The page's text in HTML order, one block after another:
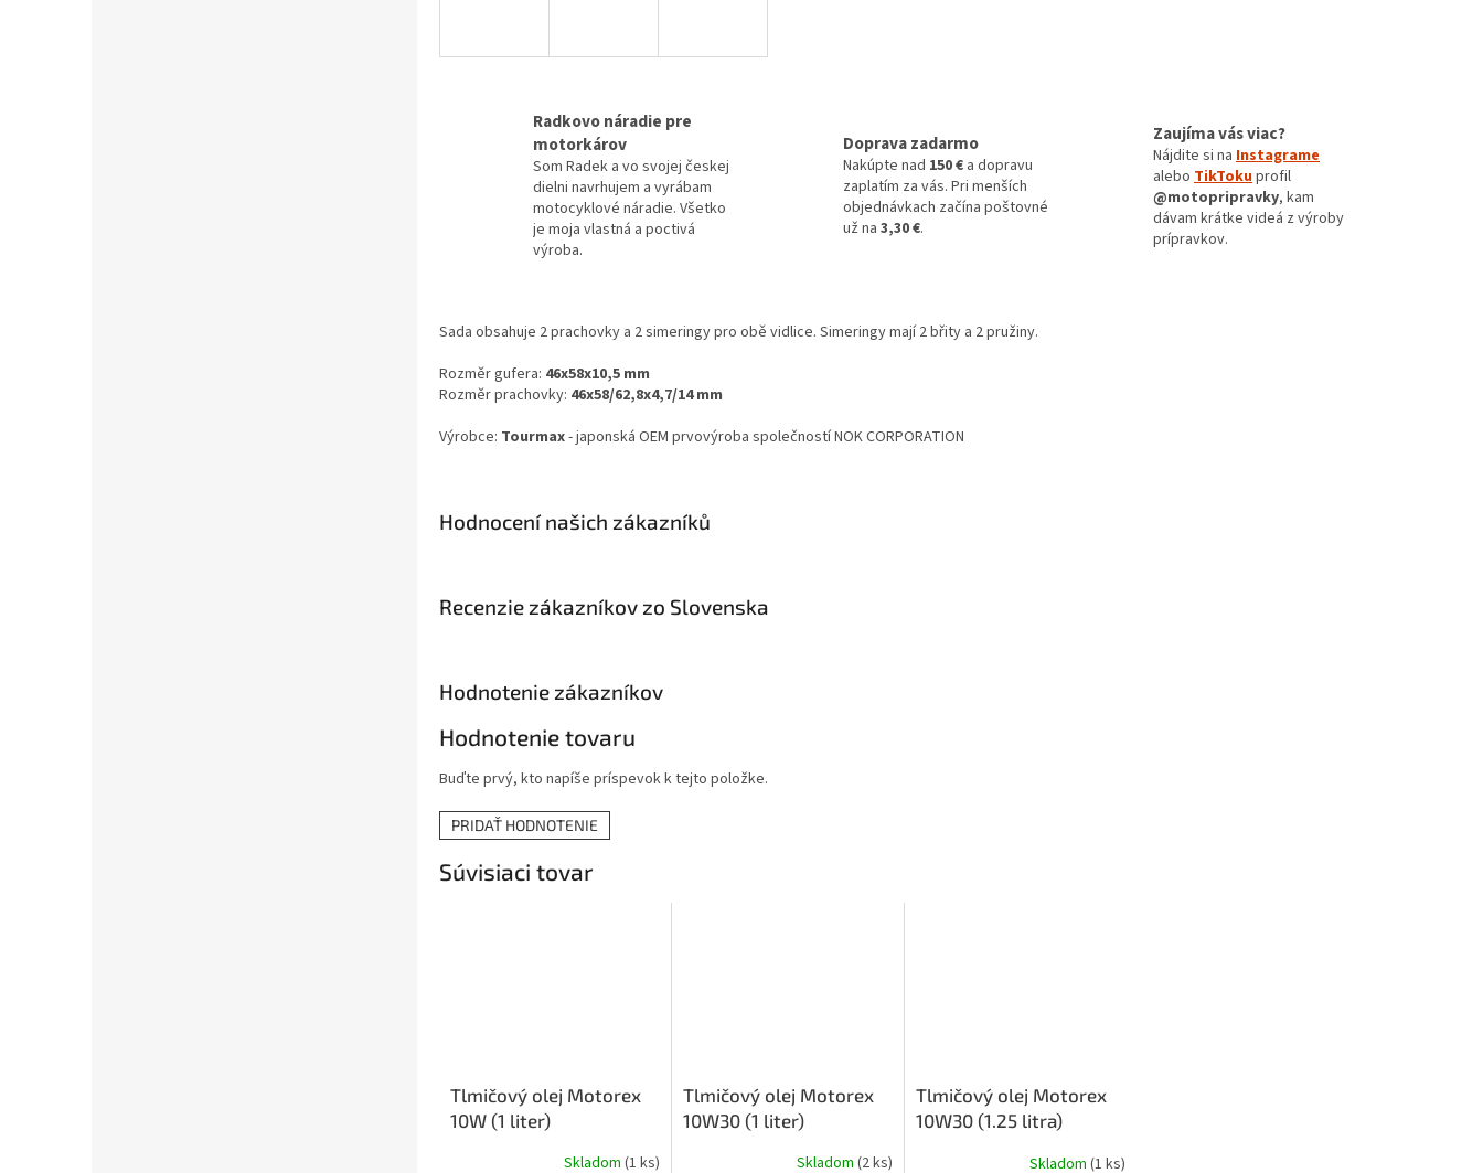
Radkovo náradie pre
motorkárov
Som Radek a vo svojej českej
dielni navrhujem a vyrábam
motocyklové náradie. Všetko
je moja vlastná a poctivá
výroba.
Doprava zadarmo
Nakúpte nad 150 € a dopravu
zaplatím za vás. Pri menších
objednávkach začína poštovné
už na 3,30 €.
Zaujíma vás viac?
Nájdite si na Instagrame
alebo TikTokuprofil
@motopripravky, kam
dávam krátke videá z výroby
prípravkov.
Sada obsahuje 2 prachovky a 2 simeringy pro obě vidlice. Simeringy mají 2 břity a 2 pružiny.
Rozměr gufera: 46x58x10,5 mm
Rozměr prachovky: 46x58/62,8x4,7/14 mm
Výrobce: Tourmax- japonská OEM prvovýroba společností NOK CORPORATION
Hodnocení našich zákazníků
Recenzie zákazníkov zo Slovenska
Hodnotenie zákazníkov
Hodnotenie tovaru
Buďte prvý, kto napíše príspevok k tejto položke.
PRIDAŤ HODNOTENIE
Súvisiaci tovar
Tlmičový olej Motorex
10W (1 liter)
Skladom (1 ks)
Tlmičový olej Motorex
10W30 (1 liter)
Skladom (2 ks)
Tlmičový olej Motorex
10W30 (1.25 litra)
Skladom(1 ks)